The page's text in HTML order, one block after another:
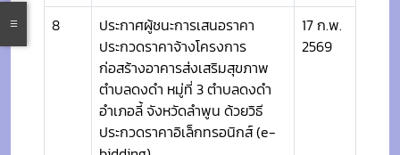
8
ประกาศผู้ชนะการเสนอราคา
ประกวดราคาจ้างโครงการ
ก่อสร้างอาคารส่งเสริมสุขภาพ
ตำบลดงดำ หมู่ที่ 3 ตำบลดงดำ
อำเภอลี้ จังหวัดลำพูน ด้วยวิธี
ประกวดราคาอิเล็กทรอนิกส์ (e-
17 ก.พ.
2569